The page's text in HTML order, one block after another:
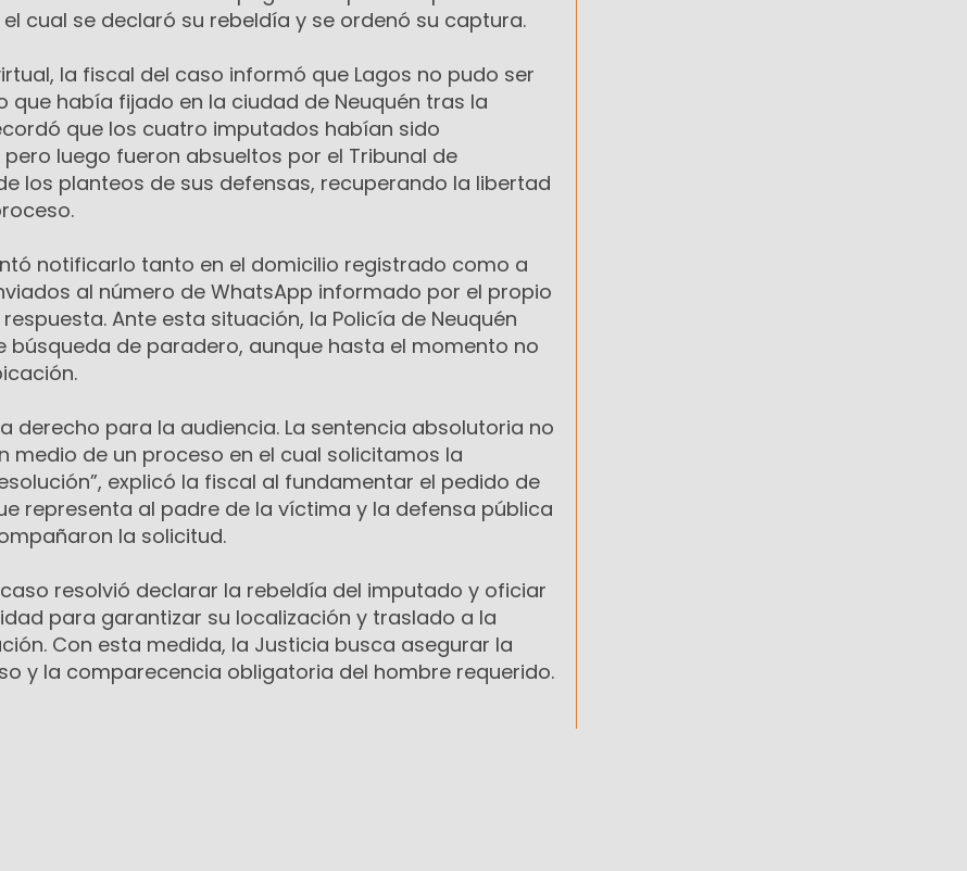
cual se declaró su rebeldía y se ordenó su captura.
la fiscal del caso informó que Lagos no pudo ser
que había fijado en la ciudad de Neuquén tras la
que los cuatro imputados habían sido
luego fueron absueltos por el Tribunal de
los planteos de sus defensas, recuperando la libertad
notificarlo tanto en el domicilio registrado como a
al número de WhatsApp informado por el propio
Ante esta situación, la Policía de Neuquén
búsqueda de paradero, aunque hasta el momento no
derecho para la audiencia. La sentencia absolutoria no
medio de un proceso en el cual solicitamos la
explicó la fiscal al fundamentar el pedido de
representa al padre de la víctima y la defensa pública
la solicitud.
caso resolvió declarar la rebeldía del imputado y oficiar
para garantizar su localización y traslado a la
Con esta medida, la Justicia busca asegurar la
y la comparecencia obligatoria del hombre requerido.